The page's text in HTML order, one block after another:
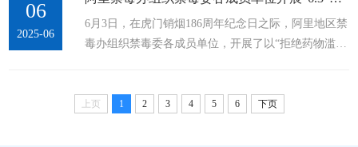
特征、...
发放图文并茂的宣传手册等方式，用通俗易懂的语
言、生动鲜活的案例，深入浅出地讲解反走私、禁毒
和国门生物安全等知识。同时着重解读了《中华人民
律责任，...
06
2025-06
6月3日，在虎门销烟186周年纪念日之际，阿里地区禁
毒办组织禁毒委各成员单位，开展了以“拒绝药物滥
庆次仁，公安处党委委员、副处长雷杰，公安处党委
上页 1 2 3 4 5 6 下页